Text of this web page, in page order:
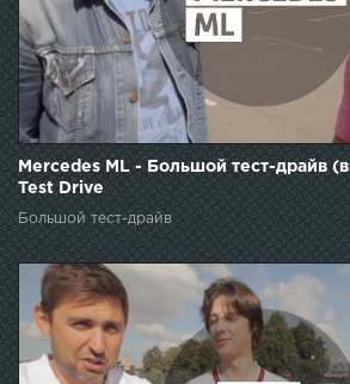
Mercedes ML - Большой тест-драйв
Test Drive
Большой тест-драйв